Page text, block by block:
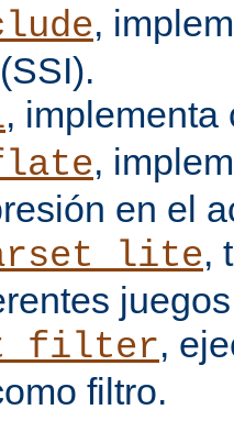
,
, implementa
,
en el
,
,
filtro.